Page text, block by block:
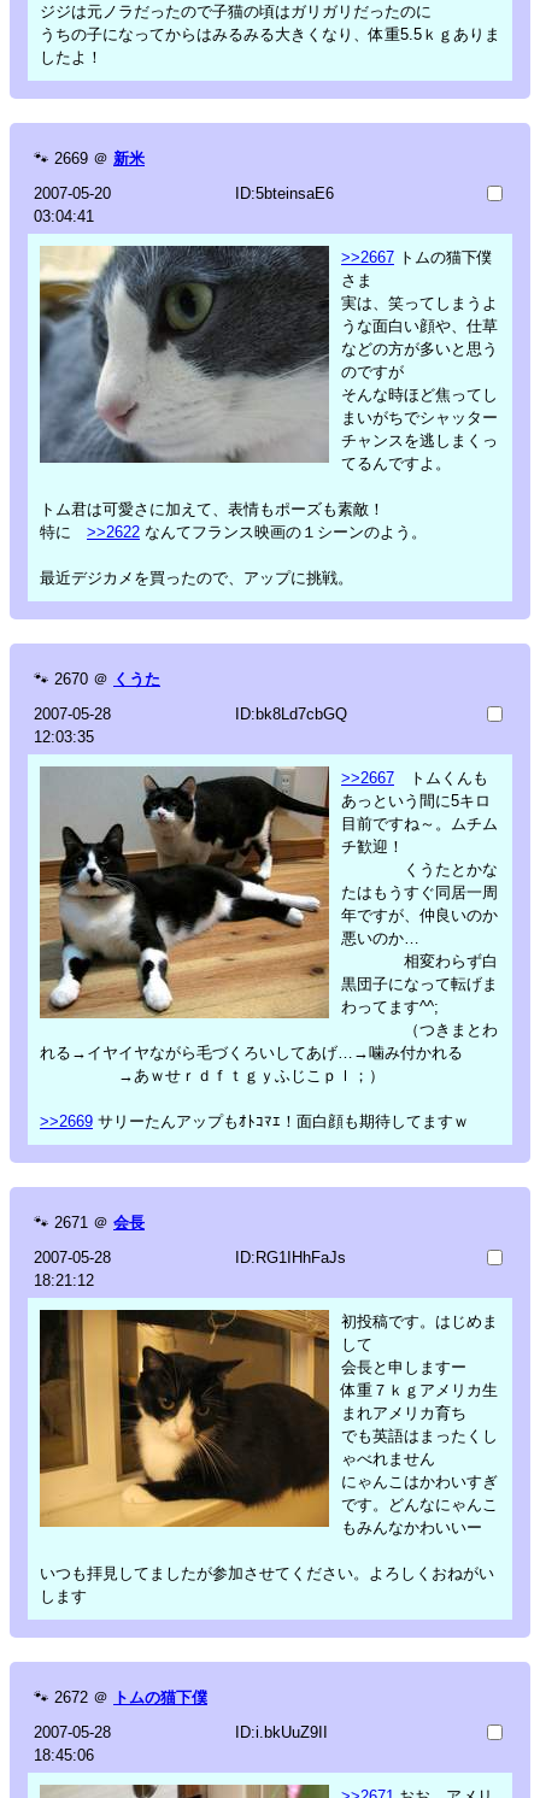
ジジは元ノラだったので子猫の頃はガリガリだったのに
うちの子になってからはみるみる大きくなり、体重5.5ｋｇありま
したよ！
🐾 2669 ＠ 新米
2007-05-20
03:04:41
ID:5bteinsaE6
>>2667 トムの猫下僕
さま
実は、笑ってしまうよ
うな面白い顔や、仕草
などの方が多いと思う
のですが
そんな時ほど焦ってし
まいがちでシャッター
チャンスを逃しまくっ
てるんですよ。
トム君は可愛さに加えて、表情もポーズも素敵！
特に >>2622 なんてフランス映画の１シーンのよう。
最近デジカメを買ったので、アップに挑戦。
🐾 2670 ＠ くうた
2007-05-28
12:03:35
ID:bk8Ld7cbGQ
>>2667 トムくんも
あっという間に5キロ
目前ですね～。ムチム
チ歓迎！
くうたとかな
たはもうすぐ同居一周
年ですが、仲良いのか
悪いのか…
相変わらず白
黒団子になって転げま
わってます^^;
（つきまとわ
れる→イヤイヤながら毛づくろいしてあげ…→噛み付かれる
→あｗせｒｄｆｔｇｙふじこｐｌ；）
>>2669 サリーたんアップもｵﾄｺﾏｴ！面白顔も期待してますｗ
🐾 2671 ＠ 会長
2007-05-28
18:21:12
ID:RG1IHhFaJs
初投稿です。はじめま
して
会長と申しますー
体重７ｋｇアメリカ生
まれアメリカ育ち
でも英語はまったくし
ゃべれません
にゃんこはかわいすぎ
です。どんなにゃんこ
もみんなかわいいー
いつも拝見してましたが参加させてください。よろしくおねがい
します
🐾 2672 ＠ トムの猫下僕
2007-05-28
18:45:06
ID:i.bkUuZ9II